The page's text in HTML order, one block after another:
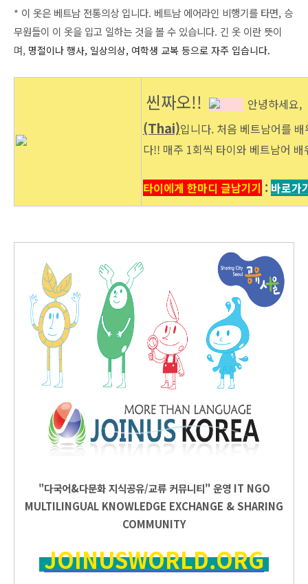
* 이 옷은 베트남 전통의상 입니다. 베트남 에어라인 비행기를 타면, 승
무원들이 이 옷을 입고 일하는 것을 볼 수 있습니다. 긴 옷 이란 뜻이
며, 명절이나 행사, 일상의상, 여학생 교복 등으로 자주 입습니다.
씬짜오!! 안녕하세요
(Thai)입니다. 처음 베트남어를
다!! 매주 1회씩 타이와 베트남어
타이에게 한마디 글남기기 : 바로가
"다국어&다문화 지식공유/교류 커뮤니티" 운영 IT NGO
MULTILINGUAL KNOWLEDGE EXCHANGE & SHARING
COMMUNITY
JOINUSWORLD.ORG